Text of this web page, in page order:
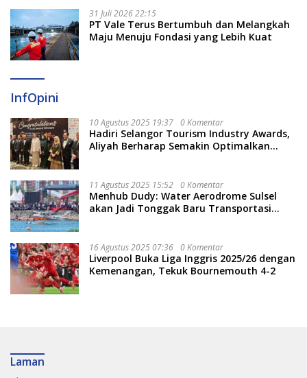
31 Juli 2026 22:15
PT Vale Terus Bertumbuh dan Melangkah
Maju Menuju Fondasi yang Lebih Kuat
InfOpini
10 Agustus 2025 19:37 0 Komentar
Hadiri Selangor Tourism Industry Awards,
Aliyah Berharap Semakin Optimalkan
11 Agustus 2025 15:52 0 Komentar
Menhub Dudy: Water Aerodrome Sulsel
akan Jadi Tonggak Baru Transportasi
16 Agustus 2025 07:36 0 Komentar
Liverpool Buka Liga Inggris 2025/26 dengan
Kemenangan, Tekuk Bournemouth 4-2
Laman